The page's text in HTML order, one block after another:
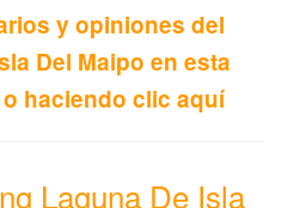
y opiniones del
Del Maipo en esta
haciendo clic aquí
Laguna De Isla